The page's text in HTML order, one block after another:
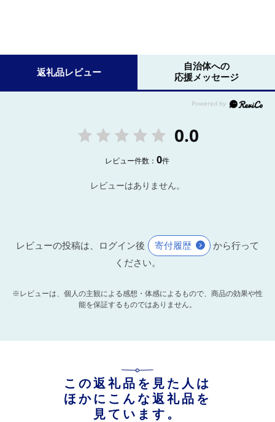
返礼品レビュー
自治体への
応援メッセージ
0.0
レビュー件数：0件
レビューはありません。
レビューの投稿は、ログイン後 寄付履歴
から行って
ください。
※レビューは、個人の主観による感想・体感によるもので、商品の効果や性
能を保証するものではありません。
この返礼品を見た人は
ほかにこんな返礼品を
見ています。